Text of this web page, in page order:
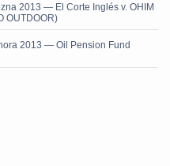
2013 — El Corte Inglés v. OHIM
OUTDOOR)
2013 — Oil Pension Fund